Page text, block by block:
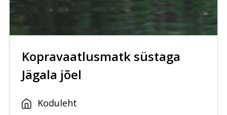
Kopravaatlusmatk süstaga
Jägala jõel
Koduleht